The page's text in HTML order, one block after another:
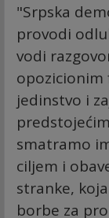
"Srpska
provodi
vodi
jedinstvo i
smatramo
ciljem i
stranke,
borbe za